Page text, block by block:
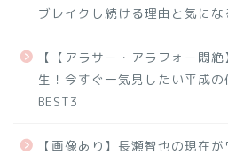
ブレイクし続ける理由と気にな
【【アラサー・アラフォー悶
生！今すぐ一気見したい平成
BEST3
【画像あり】長瀬智也の現在